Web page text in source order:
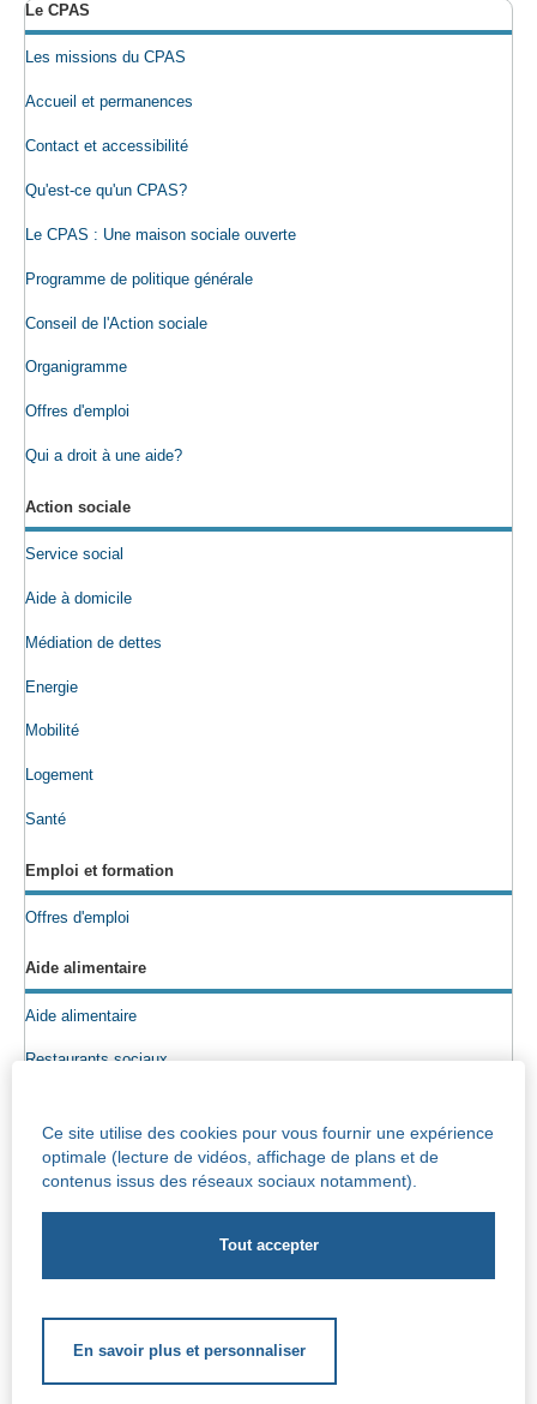
Ce site utilise des cookies pour vous fournir une expérience
optimale (lecture de vidéos, affichage de plans et de
contenus issus des réseaux sociaux notamment).
En savoir plus et personnaliser
Le CPAS
Les missions du CPAS
Accueil et permanences
Contact et accessibilité
Qu'est-ce qu'un CPAS?
Le CPAS : Une maison sociale ouverte
Programme de politique générale
Conseil de l'Action sociale
Organigramme
Offres d'emploi
Qui a droit à une aide?
Action sociale
Service social
Aide à domicile
Médiation de dettes
Energie
Mobilité
Logement
Santé
Emploi et formation
Offres d'emploi
Aide alimentaire
Aide alimentaire
Restaurants sociaux
Epicerie sociale
Socio-culturel
Soutien scolaire